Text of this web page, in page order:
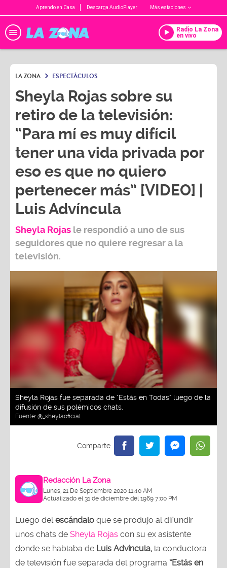
Aprendo en Casa Descarga AudioPlayer Más estaciones
Radio La Zona
en vivo
LA ZONA ESPECTÁCULOS
Sheyla Rojas sobre su
retiro de la televisión:
“Para mí es muy difícil
tener una vida privada por
eso es que no quiero
pertenecer más” [VIDEO] |
Luis Advíncula
Sheyla Rojas le respondió a uno de sus
seguidores que no quiere regresar a la
televisión.
Sheyla Rojas fue separada de "Estás en Todas" luego de la
difusión de sus polémicos chats.
Fuente: @_sheylaoficial
Redacción La Zona
Lunes, 21 De Septiembre 2020 11:40 AM
Actualizado el 31 de diciembre del 1969 7:00 PM
Luego del escándalo que se produjo al difundir
unos chats de Sheyla Rojas con su ex asistente
donde se hablaba de Luis Advíncula, la conductora
de televisión fue separada del programa “Estás en